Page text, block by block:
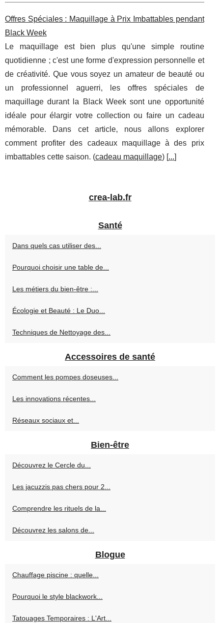
Offres Spéciales : Maquillage à Prix Imbattables pendant
Black Week
Le maquillage est bien plus qu'une simple routine
quotidienne ; c'est une forme d'expression personnelle et
de créativité. Que vous soyez un amateur de beauté ou
un professionnel aguerri, les offres spéciales de
maquillage durant la Black Week sont une opportunité
idéale pour élargir votre collection ou faire un cadeau
mémorable. Dans cet article, nous allons explorer
comment profiter des cadeaux maquillage à des prix
imbattables cette saison. (cadeau maquillage) [...]
crea-lab.fr
Santé
Dans quels cas utiliser des...
Pourquoi choisir une table de...
Les métiers du bien-être :...
Écologie et Beauté : Le Duo...
Techniques de Nettoyage des...
Accessoires de santé
Comment les pompes doseuses...
Les innovations récentes...
Réseaux sociaux et...
Bien-être
Découvrez le Cercle du...
Les jacuzzis pas chers pour 2...
Comprendre les rituels de la...
Découvrez les salons de...
Blogue
Chauffage piscine : quelle...
Pourquoi le style blackwork...
Tatouages Temporaires : L'Art...